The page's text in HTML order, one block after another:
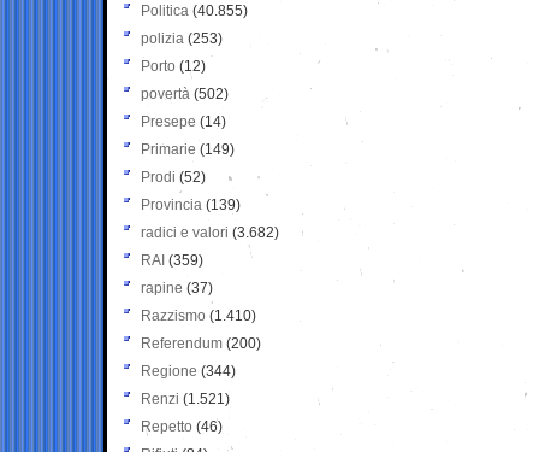
Politica (40.855)
polizia (253)
Porto (12)
povertà (502)
Presepe (14)
Primarie (149)
Prodi (52)
Provincia (139)
radici e valori (3.682)
RAI (359)
rapine (37)
Razzismo (1.410)
Referendum (200)
Regione (344)
Renzi (1.521)
Repetto (46)